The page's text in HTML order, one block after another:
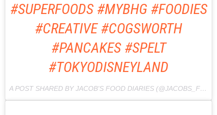
#SUPERFOODS #MYBHG #FOODIES
#CREATIVE #COGSWORTH
#PANCAKES #SPELT
#TOKYODISNEYLAND
A POST SHARED BY JACOB'S FOOD DIARIES (@JACOBS_FOOD_DIARIES) ON